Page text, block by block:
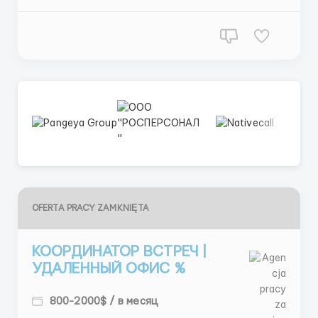
OFERTA PRACY ZAMKNIĘTA
КООРДИНАТОР ВСТРЕЧ |
УДАЛЕННЫЙ ОФИС %
800-2000$ / в месяц